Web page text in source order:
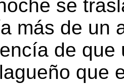
se
más de un
de
que